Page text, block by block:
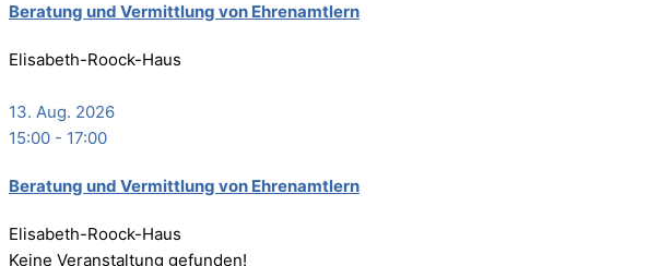
Bera­tung und Ver­mitt­lung von Ehrenamtlern
Elisabeth-Roock-Haus
13. Aug. 2026
15:00 - 17:00
Bera­tung und Ver­mitt­lung von Ehrenamtlern
Elisabeth-Roock-Haus
Keine Veranstaltung gefunden!